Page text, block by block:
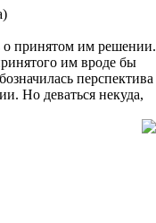
о принятом им решении.
им вроде бы
перспектива
Но деваться некуда,